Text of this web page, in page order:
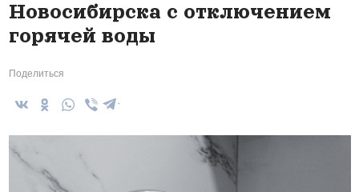
Новосибирска с отключением
горячей воды
Поделиться